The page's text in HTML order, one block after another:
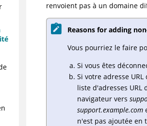
renvoient pas à un domaine
Reasons for adding
Vous pourriez le faire
Si vous êtes
Si votre adresse
liste d'adresses URL
navigateur vers
support.example.com
n'est pas ajoutée en